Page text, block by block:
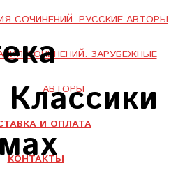
СОЧИНЕНИЙ. РУССКИЕ АВТОРЫ
СОЧИНЕНИЙ. ЗАРУБЕЖНЫЕ
АВТОРЫ
И ОПЛАТА
КОНТАКТЫ